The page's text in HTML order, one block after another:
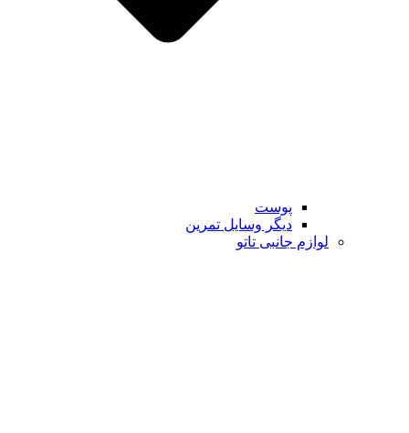
پوست
دیگر وسایل تمرین
لوازم جانبی تاتو